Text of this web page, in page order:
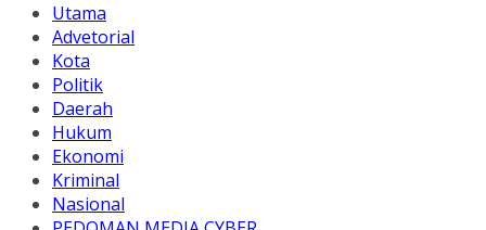
Utama
Advetorial
Kota
Politik
Daerah
Hukum
Ekonomi
Kriminal
Nasional